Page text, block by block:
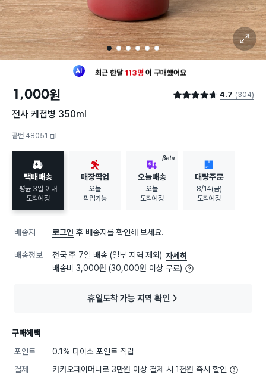
1 2 3 4 5 6
확대 보기
최근 한달 113명 이 구매했어요
구매했어요
1,000원 별점 4.7점 4.7 (304)
전사 케첩병 350ml
품번 48051
택배배송
평균 3일 이내
도착예정
매장픽업
오늘
픽업가능
BETA
오늘배송
오늘
도착예정
대량주문
8/14(금)
도착예정
배송지 로그인 후 배송지를 확인해 보세요.
배송정보 전국 주 7일 배송 (일부 지역 제외) 자세히
배송비 3,000원 (30,000원 이상 무료)
휴일도착 가능 지역 확인
구매혜택
포인트
0.1% 다이소 포인트 적립
결제
카카오페이머니로 3만원 이상 결제 시 1천원 즉시 할인